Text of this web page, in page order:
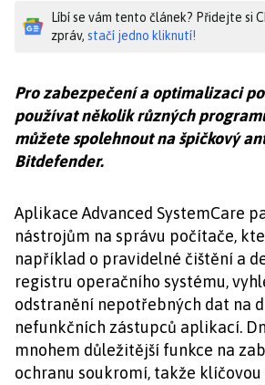
Líbí se vám tento článek? Přidejte si
zpráv, stačí jedno kliknutí!
Pro zabezpečení a optimalizaci
používat několik různých
můžete spolehnout na špičkový
Bitdefender.
Aplikace Advanced SystemCare
nástrojům na správu počítače,
například o pravidelné čištění a
registru operačního systému,
odstranění nepotřebných dat na
nefunkčních zástupců aplikací.
mnohem důležitější funkce na
ochranu soukromí, takže